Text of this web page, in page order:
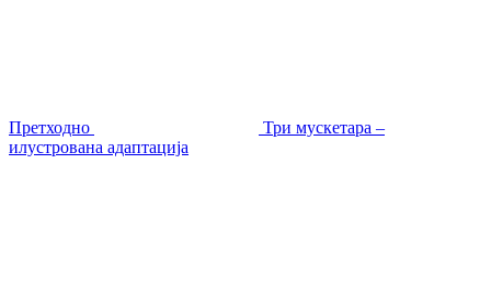
Претходно
Три мускетара –
илустрована адаптација